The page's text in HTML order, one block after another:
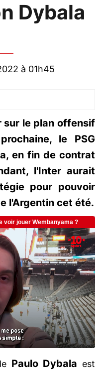
Dybala
à 01h45
sur le plan offensif
le PSG
en fin de contrat
l'Inter aurait
pour pouvoir
l'Argentin cet été.
Paulo Dybala est